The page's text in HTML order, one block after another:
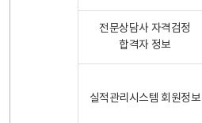
전문상담사 자격검정
합격자 정보
실적관리시스템 회원정보